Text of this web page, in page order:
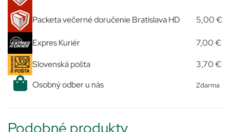
Packeta večerné doručenie Bratislava HD 5,00 €
Expres Kuriér 7,00 €
Slovenská pošta
3,70 €
Osobný odber u nás
Zdarma
Podobné produkty